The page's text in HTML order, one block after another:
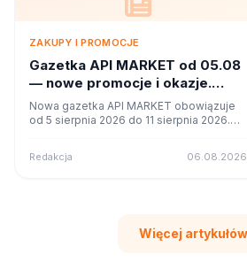
ZAKUPY I PROMOCJE
Gazetka API MARKET od 05.08
— nowe promocje i okazje.
Sprawdź
Nowa gazetka API MARKET obowiązuje
od 5 sierpnia 2026 do 11 sierpnia 2026.
Redakcja 06.08.2026
Więcej artykułów